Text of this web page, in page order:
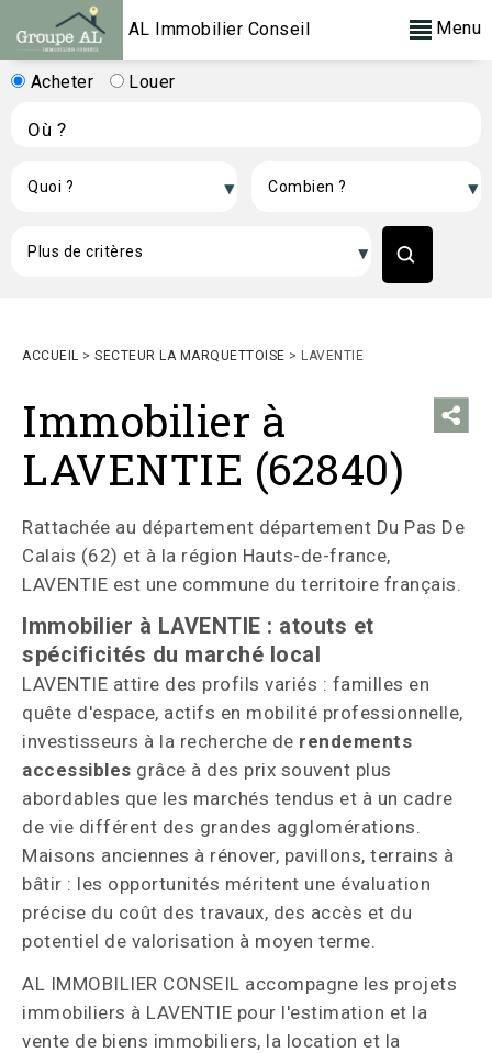
AL Immobilier Conseil Menu
Acheter Louer
ACCUEIL > SECTEUR LA MARQUETTOISE > LAVENTIE
Immobilier à
LAVENTIE (62840)
Rattachée au département département Du Pas De
Calais (62) et à la région Hauts-de-france,
LAVENTIE est une commune du territoire français.
Immobilier à LAVENTIE : atouts et
spécificités du marché local
LAVENTIE attire des profils variés : familles en
quête d'espace, actifs en mobilité professionnelle,
investisseurs à la recherche de rendements
accessibles grâce à des prix souvent plus
abordables que les marchés tendus et à un cadre
de vie différent des grandes agglomérations.
Maisons anciennes à rénover, pavillons, terrains à
bâtir : les opportunités méritent une évaluation
précise du coût des travaux, des accès et du
potentiel de valorisation à moyen terme.
AL IMMOBILIER CONSEIL accompagne les projets
immobiliers à LAVENTIE pour l'estimation et la
vente de biens immobiliers, la location et la